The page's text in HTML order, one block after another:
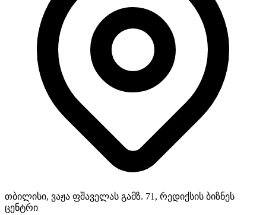
თბილისი, ვაჟა ფშაველას გამზ. 71, რედიქსის ბიზნეს
ცენტრი